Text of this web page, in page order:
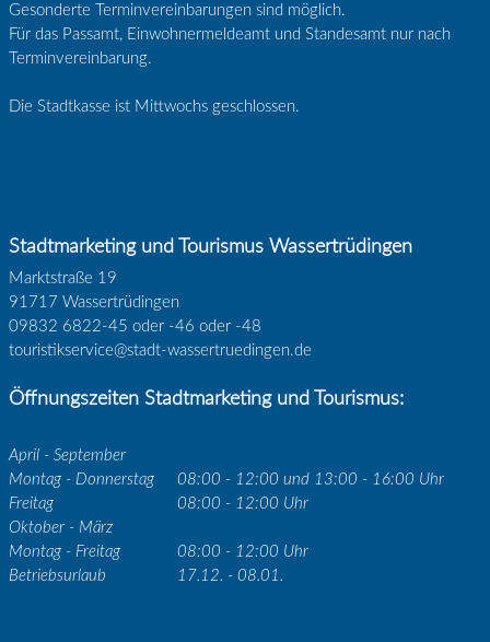
Gesonderte Terminvereinbarungen sind möglich.
Für das Passamt, Einwohnermeldeamt und Standesamt nur nach
Terminvereinbarung.
Die Stadtkasse ist Mittwochs geschlossen.
Stadtmarketing und Tourismus Wassertrüdingen
Marktstraße 19
91717 Wassertrüdingen
09832 6822-45 oder -46 oder -48
touristikservice@stadt-wassertruedingen.de
Öffnungszeiten Stadtmarketing und Tourismus:
April - September
Montag - Donnerstag
08:00 - 12:00 und 13:00 - 16:00 Uhr
Freitag
08:00 - 12:00 Uhr
Oktober - März
Montag - Freitag
08:00 - 12:00 Uhr
Betriebsurlaub
17.12. - 08.01.